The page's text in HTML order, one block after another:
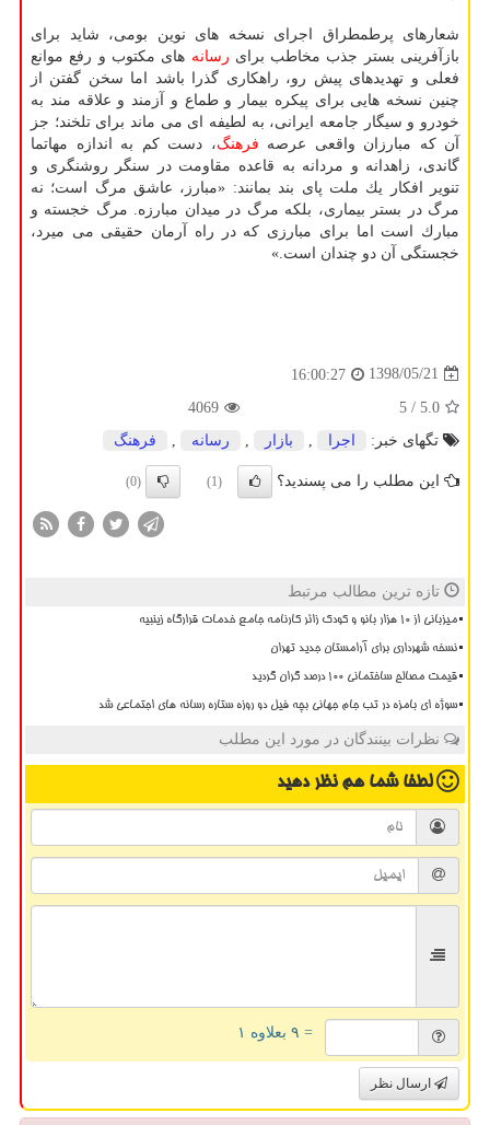
شعارهای پرطمطراق اجرای نسخه های نوین بومی، شاید برای
بازآفرینی بستر جذب مخاطب برای رسانه های مكتوب و رفع موانع
فعلی و تهدیدهای پیش رو، راهكاری گذرا باشد اما سخن گفتن از
چنین نسخه‏ هایی برای پیكره بیمار و طماع و آزمند و علاقه مند به
خودرو و سیگار جامعه ایرانی، به لطیفه‏ ای می‏ ماند برای تلخند؛ جز
آن كه مبارزان واقعی عرصه فرهنگ، دست كم به اندازه مهاتما
گاندی، زاهدانه و مردانه به قاعده مقاومت در سنگر روشنگری و
تنویر افكار یك ملت پای بند بمانند: «مبارز، عاشق مرگ است؛ نه
مرگ در بستر بیماری، بلكه مرگ در میدان مبارزه. مرگ خجسته و
مبارك است اما برای مبارزی كه در راه آرمان حقیقی می‏ میرد،
خجستگی آن دو چندان است.»
1398/05/21
16:00:27
5.0
/ 5
4069
تگهای خبر:
اجرا بازار رسانه فرهنگ
این مطلب را می پسندید؟ (1)
(0)
تازه ترین مطالب مرتبط
میزبانی از ۱۰ هزار بانو و کودک زائر کارنامه جامع خدمات قرارگاه زینبیه
نسخه شهرداری برای آرامستان جدید تهران
قیمت مصالح ساختمانی ۱۰۰ درصد گران گردید
سوژه ای بامزه در تب جام جهانی بچه فیل دو روزه ستاره رسانه های اجتماعی شد
نظرات بینندگان در مورد این مطلب
لطفا شما همنظر دهید
= ۹ بعلاوه ۱
ارسال نظر